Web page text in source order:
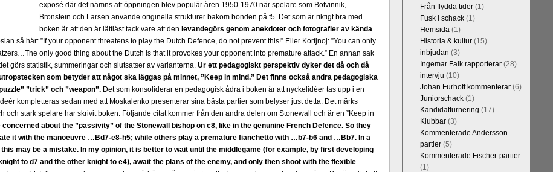
exposé där det nämns att öppningen blev populär åren 1950-1970 när spelare som Botvinnik,
Bronstein och Larsen använde originella strukturer bakom bonden på f5. Det som är riktigt bra med
boken är att den är lättläst tack vare att den levandegörs genom anekdoter och fotografier av kända
så här: ”If your opponent threatens to play the Dutch Defence, do not prevent this!” Eller Kortjnoj: ”You can only
only good thing about the Dutch is that it provokes your opponent into premature attack.” En annan sak
görs statistik, summeringar och slutsatser av varianterna.Ur ett pedagogiskt perspektiv dyker det då och då
som betyder att något ska läggas på minnet, ”Keep in mind.” Det finns också andra pedagogiska
”trick” och ”weapon”.Det som konsoliderar en pedagogisk ådra i boken är att nyckelidéer tas upp i en
kompletteras sedan med att Moskalenko presenterar sina bästa partier som belyser just detta. Det märks
och stark spelare har skrivit boken. Följande citat kommer från den andra delen om Stonewall och är en ”Keep in
concerned about the ”passivity” of the Stonewall bishop on c8, like in the genunine French Defence. So they
it with the manoeuvre …Bd7-e8-h5; while others play a premature fianchetto with …b7-b6 and …Bb7. In a
may be a mistake. In my opinion, it is better to wait until the middlegame (for example, by first developing
to d7 and the other knight to e4), await the plans of the enemy, and only then shoot with the flexible
Från flydda tider(1)
Fusk i schack(1)
Hemsida(1)
Historia & kultur(15)
inbjudan (3)
Ingemar Falk rapporterar(28)
intervju (10)
Johan Furhoff kommenterar(6)
Juniorschack(1)
Kandidatturnering (17)
Klubbar(3)
Kommenterade Andersson-
partier(5)
Kommenterade Fischer-partier
(1)